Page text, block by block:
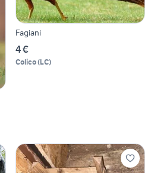
Fagiani
4 €
Colico(LC)